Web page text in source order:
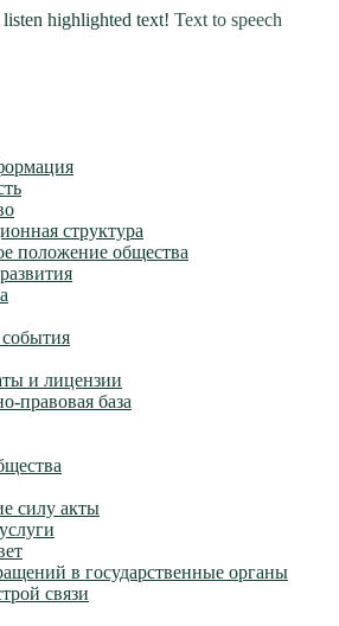
highlighted text! Text to speech
структура
положение общества
и лицензии
правовая база
силу акты
в государственные органы
связи